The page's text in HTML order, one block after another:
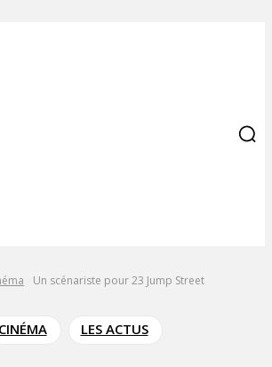
Un scénariste pour 23 Jump Street
CINÉMA LES ACTUS